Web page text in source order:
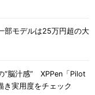
部モデルは25万円超の大
“脳汁感” XPPen「Pilot
き実用度をチェック